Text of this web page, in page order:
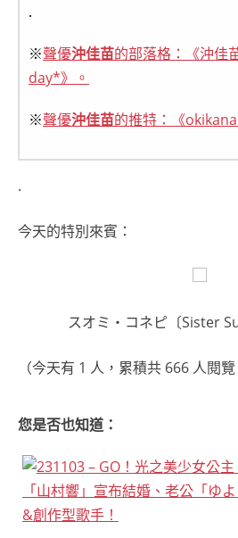
.
※聲優沖佳苗的部落格：《沖佳
day*》。
※聲優沖佳苗的推特：《
.
今天的特別來賓：
スオミ・コネピ〔Sister
（今天有 1 人，累積共 666 人閱覽
您是否也知道：